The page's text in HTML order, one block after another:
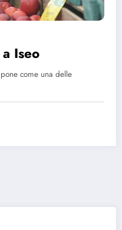
Iseo
come una delle